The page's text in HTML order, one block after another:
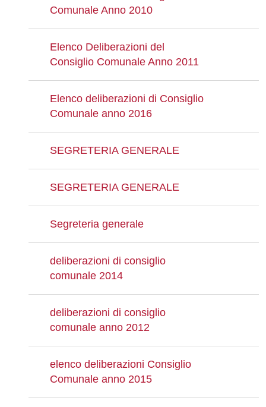
Comunale Anno 2010
Elenco Deliberazioni del
Consiglio Comunale Anno 2011
Elenco deliberazioni di Consiglio
Comunale anno 2016
SEGRETERIA GENERALE
SEGRETERIA GENERALE
Segreteria generale
deliberazioni di consiglio
comunale 2014
deliberazioni di consiglio
comunale anno 2012
elenco deliberazioni Consiglio
Comunale anno 2015